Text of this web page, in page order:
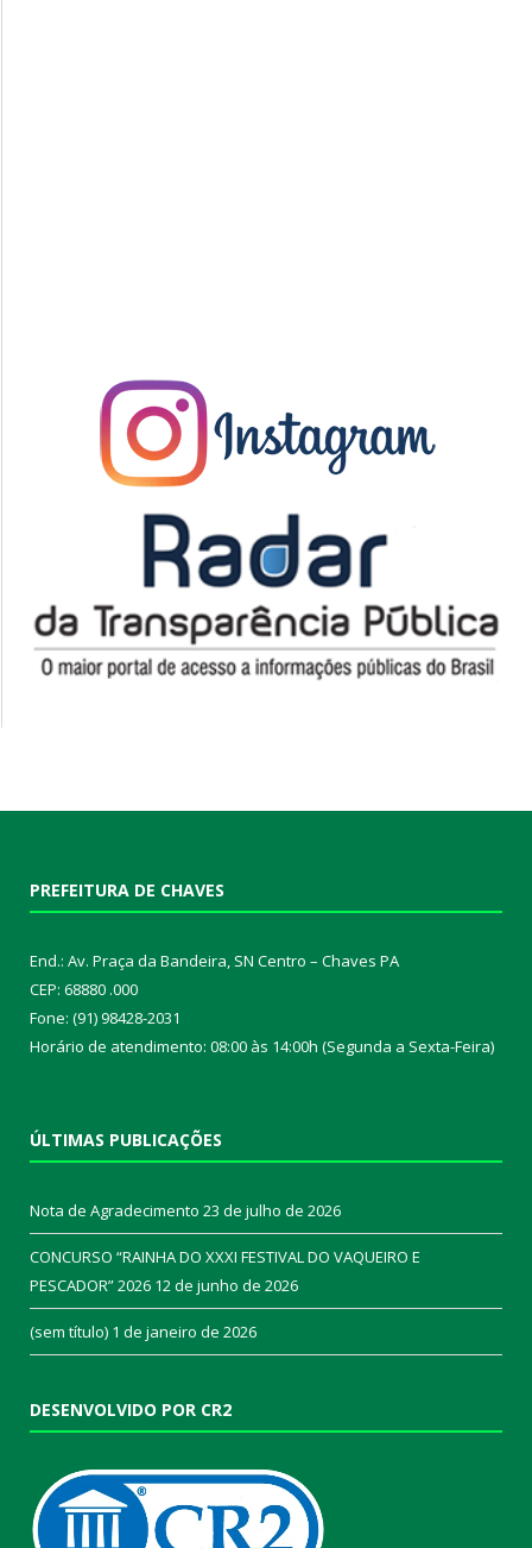
PREFEITURA DE CHAVES
End.: Av. Praça da Bandeira, SN Centro – Chaves PA
CEP: 68880 .000
Fone: (91) 98428-2031
Horário de atendimento: 08:00 às 14:00h (Segunda a Sexta-Feira)
ÚLTIMAS PUBLICAÇÕES
Nota de Agradecimento 23 de julho de 2026
CONCURSO “RAINHA DO XXXI FESTIVAL DO VAQUEIRO E
PESCADOR” 2026 12 de junho de 2026
(sem título) 1 de janeiro de 2026
DESENVOLVIDO POR CR2